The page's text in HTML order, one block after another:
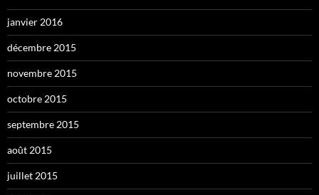
janvier 2016
décembre 2015
novembre 2015
octobre 2015
septembre 2015
août 2015
juillet 2015